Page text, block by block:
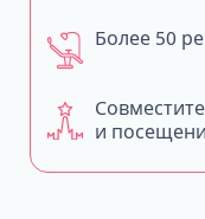
и
Более 50